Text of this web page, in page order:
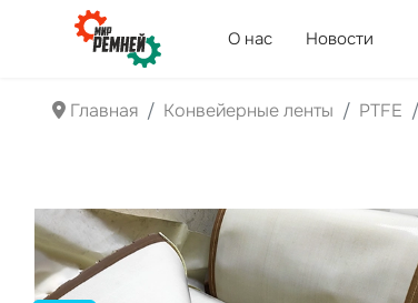
О нас Новости
Главная Конвейерные ленты PTFE